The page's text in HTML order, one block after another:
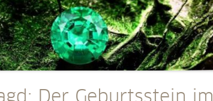
Der Geburtsstein im